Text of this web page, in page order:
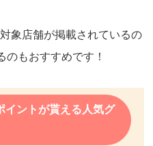
象店舗が掲載されているの
のもおすすめです！
イントが貰える人気グ